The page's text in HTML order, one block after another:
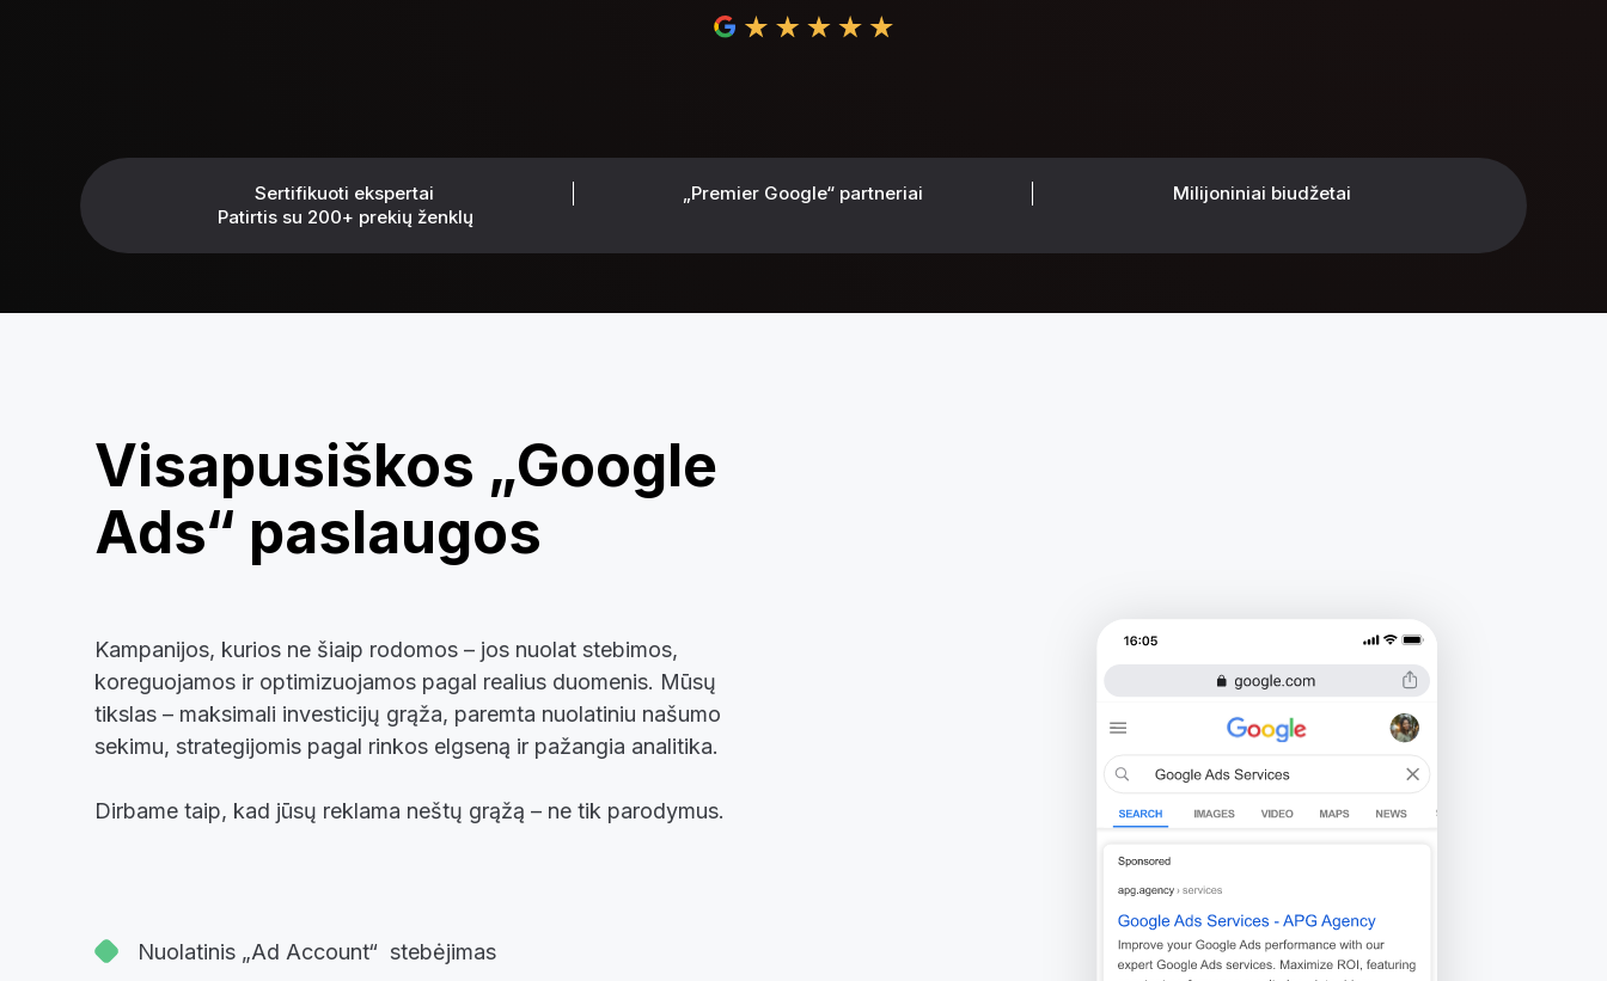
Sertifikuoti ekspertai „Premier Google“ partneriai
Milijoniniai biudžetai
Patirtis su 200+ prekių ženklų
Visapusiškos „Google
Ads“ paslaugos
Kampanijos, kurios ne šiaip rodomos – jos nuolat stebimos,
koreguojamos ir optimizuojamos pagal realius duomenis. Mūsų
tikslas – maksimali investicijų grąža, paremta nuolatiniu našumo
sekimu, strategijomis pagal rinkos elgseną ir pažangia analitika.
Dirbame taip, kad jūsų reklama neštų grąžą – ne tik parodymus.
Nuolatinis „Ad Account“ stebėjimas